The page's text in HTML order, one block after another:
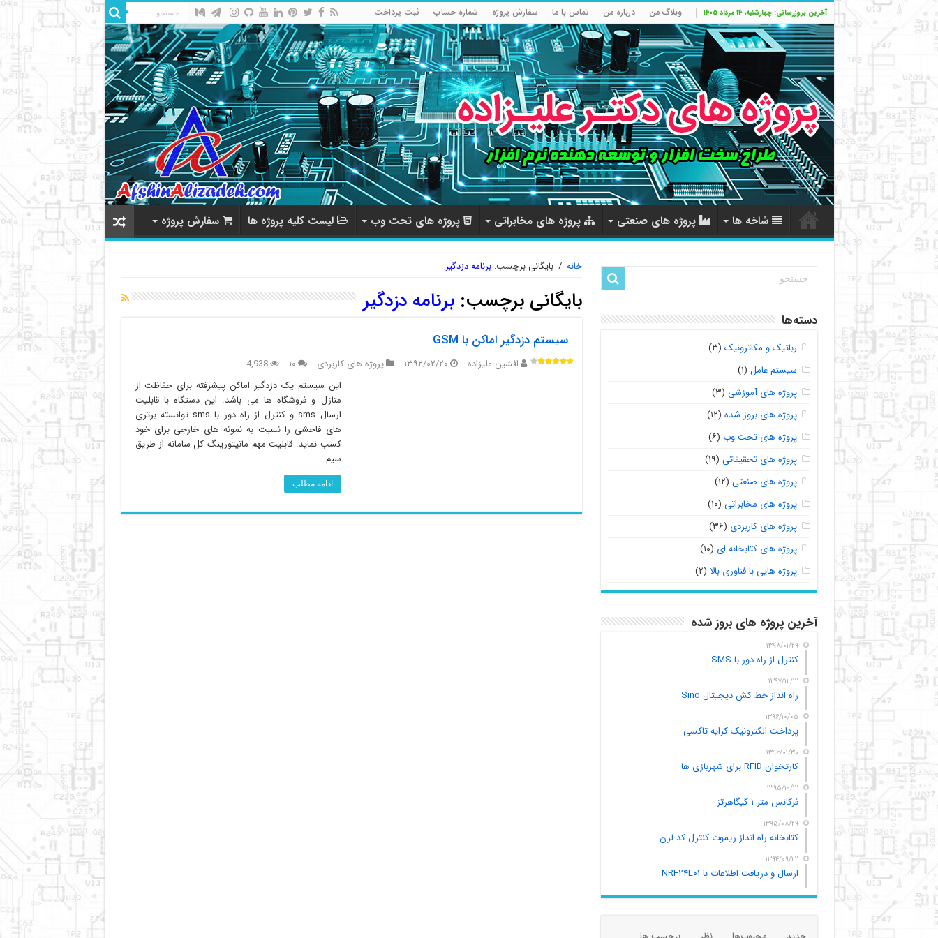
آخرین بروزرسانی: چهارشنبه، ۱۴ مرداد ۱۴۰۵ وبلاگ من درباره من تماس با ما سفارش پروژه شماره حساب ثبت پرداخت
شاخه ها پروژه های صنعتی پروژه های مخابراتی پروژه های تحت وب لیست کلیه پروژه ها سفارش پروژه
خانه / بایگانی برچسب:برنامه دزدگیر
بایگانی برچسب:برنامه دزدگیر
سیستم دزدگیر اماکن با GSM
افشین علیزاده ۱۳۹۲/۰۲/۲۰ پروژه های کاربردی ۱۰
4,938
این سیستم یک دزدگیر اماکن پیشرفته برای حفاظت از
منازل و فروشگاه ها می باشد. این دستگاه با قابلیت
ارسال sms و کنترل از راه دور با sms توانسته برتری
های فاحشی را نسبت به نمونه های خارجی برای خود
کسب نماید. قابلیت مهم مانیتورینگ کل سامانه از طریق
سیم …
ادامه مطلب
دسته‌ها
رباتیک و مکاترونیک (۳)
سیستم عامل (۱)
پروژه های آموزشی (۳)
پروژه های بروز شده (۱۲)
پروژه های تحت وب (۶)
پروژه های تحقیقاتی (۱۹)
پروژه های صنعتی (۱۲)
پروژه های مخابراتی (۱۰)
پروژه های کاربردی (۳۶)
پروژه های کتابخانه ای (۱۰)
پروژه هایی با فناوری بالا (۲)
آخرین پروژه های بروز شده
۱۳۹۸/۰۱/۲۹
کنترل از راه دور با SMS
۱۳۹۷/۱۲/۱۲
راه انداز خط کش دیجیتال Sino
۱۳۹۶/۱۰/۰۵
پرداخت الکترونیک کرایه تاکسی
۱۳۹۶/۰۱/۳۰
کارتخوان RFID برای شهربازی ها
۱۳۹۵/۱۰/۱۲
فرکانس متر ۱ گیگاهرتز
۱۳۹۵/۰۸/۲۹
کتابخانه راه انداز ریموت کنترل کد لرن
۱۳۹۴/۰۹/۲۲
ارسال و دریافت اطلاعات با NRF۲۴L۰۱